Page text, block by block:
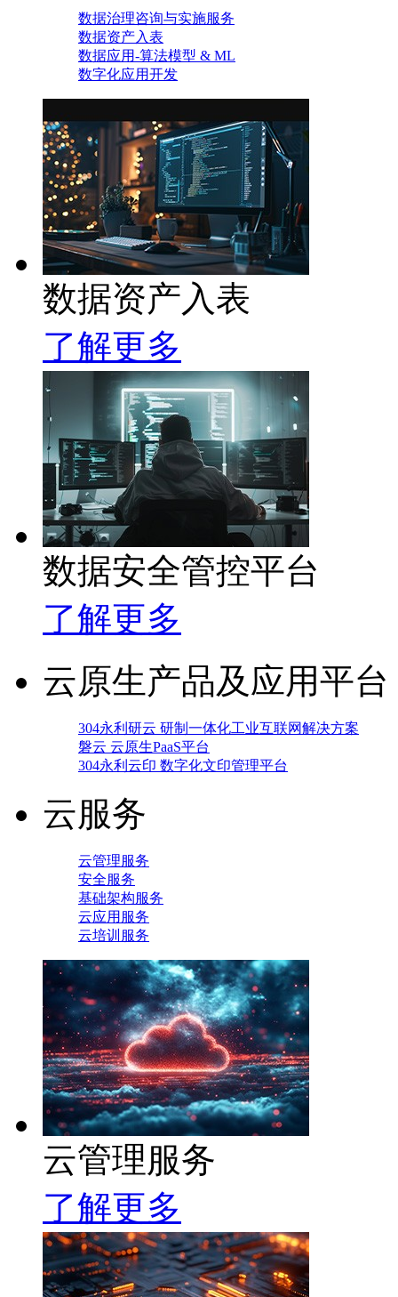
数据治理咨询与实施服务
数据资产入表
数据应用-算法模型 & ML
数字化应用开发
数据资产入表
了解更多
数据安全管控平台
了解更多
云原生产品及应用平台
304永利研云 研制一体化工业互联网解决方案
磐云 云原生PaaS平台
304永利云印 数字化文印管理平台
云服务
云管理服务
安全服务
基础架构服务
云应用服务
云培训服务
云管理服务
了解更多